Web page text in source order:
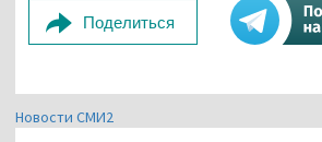
Поделиться
Новости СМИ2